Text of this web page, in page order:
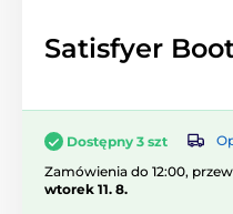
Satisfyer
Dostępny 3 szt
Zamówienia do 12:00,
wtorek 11. 8.